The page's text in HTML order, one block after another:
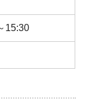
15:30